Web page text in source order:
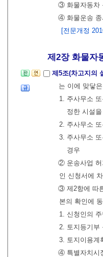
③ 화물자동차
④ 화물운송 종
[전문개정
제2장 화물자
제5조(차고지의
는 이에 맞닿
1. 주사무소
정한 시설
2. 주사무소
3. 주사무소
경우
② 운송사업
인 신청서에
③ 제2항에 따
본의 확인에
1. 신청인의
2. 토지등기부
3. 토지이용계
④ 특별자치시